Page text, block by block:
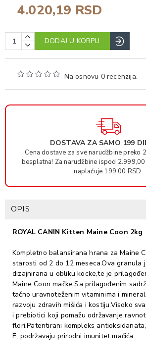
Na osnovu 0 recenzija. -
4.020,19 RSD
DODAJ U KORPU
DOSTAVA ZA SAMO 199
Cena dostave za sve narudžbine preko
besplatna! Za narudžbine ispod
naplaćuje 199,00 RSD.
OPIS
ROYAL CANIN Kitten Maine Coon 2kg
Kompletno balansirana hrana za Maine
starosti od 2 do 12 meseca.Ova granula
dizajnirana u obliku kocke,te je
Maine Coon mačke.Sa prilagođenim
tačno uravnoteženim vitaminima i
razvoju zdravih mišića i kostiju.Visoko
i prebiotici koji pomažu održavanje
flori.Patentirani kompleks
E, podržavaju prirodni imunitet mačića.